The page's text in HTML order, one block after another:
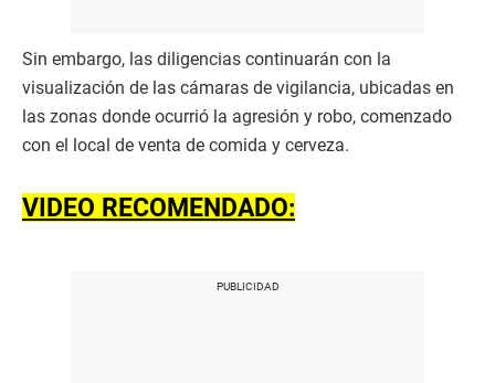
Sin embargo, las diligencias continuarán con la
visualización de las cámaras de vigilancia, ubicadas en
las zonas donde ocurrió la agresión y robo, comenzado
con el local de venta de comida y cerveza.
VIDEO RECOMENDADO: